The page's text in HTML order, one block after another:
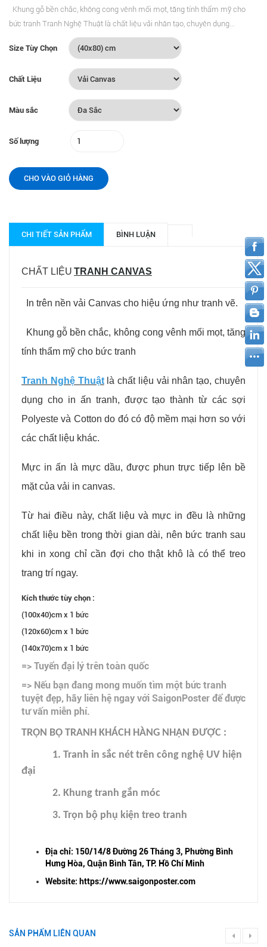
Khung gỗ bền chắc, không cong vênh mối mọt, tăng tính thẩm mỹ cho
bức tranh Tranh Nghệ Thuật là chất liệu vải nhân tạo, chuyên dụng...
Size Tùy Chọn
Chất Liệu
Màu sắc
Số lượng
CHO VÀO GIỎ HÀNG
CHI TIẾT SẢN PHẨM BÌNH LUẬN
CHẤT LIỆU TRANH CANVAS
In trên nền vải Canvas cho hiệu ứng như tranh vẽ.
Khung gỗ bền chắc, không cong vênh mối mọt, tăng
tính thẩm mỹ cho bức tranh
Tranh Nghệ Thuậtlà chất liệu vải nhân tạo, chuyên
dụng cho in ấn tranh, được tạo thành từ các sợi
Polyeste và Cotton do đó có độ mềm mại hơn so với
các chất liệu khác.
Mực in ấn là mực dầu, được phun trực tiếp lên bề
mặt của vải in canvas.
Từ hai điều này, chất liệu và mực in đều là những
chất liệu bền trong thời gian dài, nên bức tranh sau
khi in xong chỉ cần đợi cho thật khô là có thể treo
trang trí ngay.
Kích thước tùy chọn :
(100x40)cm x 1 bức
(120x60)cm x 1 bức
(140x70)cm x 1 bức
=> Tuyển đại lý trên toàn quốc
=> Nếu bạn đang mong muốn tìm một bức tranh
tuyệt đẹp, hãy liên hệ ngay với SaigonPoster để được
tư vấn miễn phí.
TRỌN BỘ TRANH KHÁCH HÀNG NHẬN ĐƯỢC :
1. Tranh in sắc nét trên công nghệ UV hiện
đại
2. Khung tranh gắn móc
3. Trọn bộ phụ kiện treo tranh
Địa chỉ: 150/14/8 Đường 26 Tháng 3, Phường Bình
Hưng Hòa, Quận Bình Tân, TP. Hồ Chí Minh
Website: https://www.saigonposter.com
SẢN PHẨM LIÊN QUAN